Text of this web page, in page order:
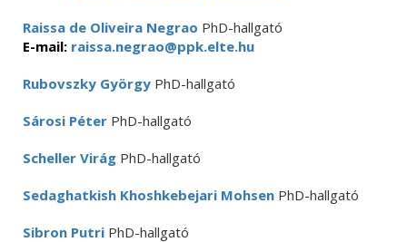
Raissa de Oliveira Negrao PhD-hallgató
E-mail: raissa.negrao@ppk.elte.hu
Rubovszky György PhD-hallgató
Sárosi Péter PhD-hallgató
Scheller Virág PhD-hallgató
Sedaghatkish Khoshkebejari Mohsen PhD-hallgató
Sibron Putri PhD-hallgató